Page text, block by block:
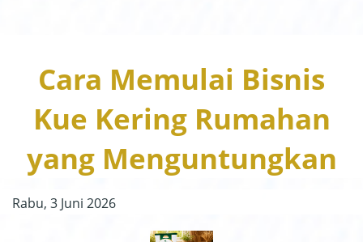
Cara Memulai Bisnis
Kue Kering Rumahan
yang Menguntungkan
Rabu, 3 Juni 2026